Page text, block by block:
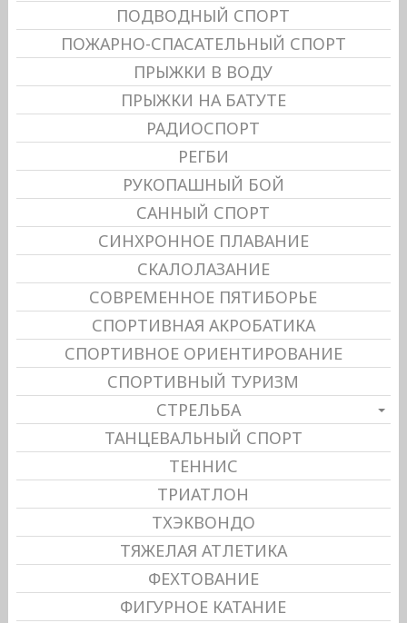
ПОДВОДНЫЙ СПОРТ
ПОЖАРНО-СПАСАТЕЛЬНЫЙ СПОРТ
ПРЫЖКИ В ВОДУ
ПРЫЖКИ НА БАТУТЕ
РАДИОСПОРТ
РЕГБИ
РУКОПАШНЫЙ БОЙ
САННЫЙ СПОРТ
СИНХРОННОЕ ПЛАВАНИЕ
СКАЛОЛАЗАНИЕ
СОВРЕМЕННОЕ ПЯТИБОРЬЕ
СПОРТИВНАЯ АКРОБАТИКА
СПОРТИВНОЕ ОРИЕНТИРОВАНИЕ
СПОРТИВНЫЙ ТУРИЗМ
СТРЕЛЬБА
ТАНЦЕВАЛЬНЫЙ СПОРТ
ТЕННИС
ТРИАТЛОН
ТХЭКВОНДО
ТЯЖЕЛАЯ АТЛЕТИКА
ФЕХТОВАНИЕ
ФИГУРНОЕ КАТАНИЕ